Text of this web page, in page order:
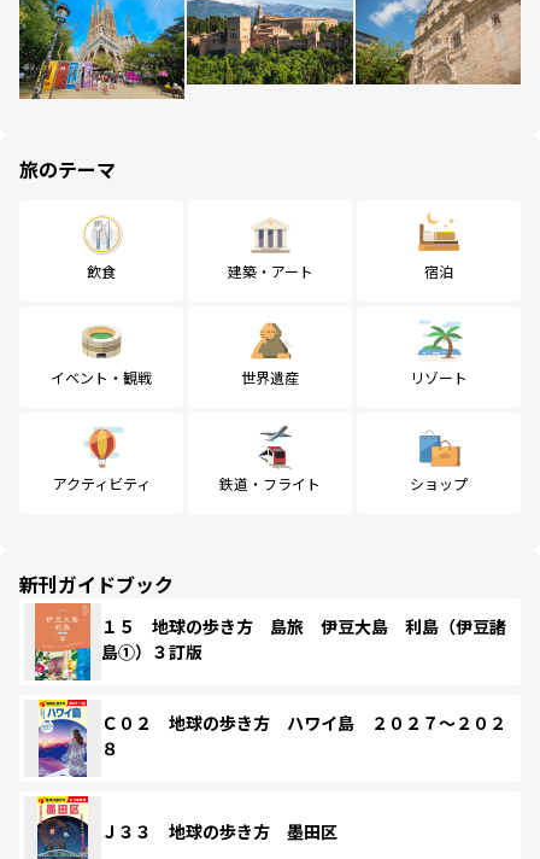
旅のテーマ
飲食 建築・アート 宿泊
イベント・観戦 世界遺産 リゾート
アクティビティ 鉄道・フライト ショップ
新刊ガイドブック
１５ 地球の歩き方 島旅 伊豆大島 利島（伊豆諸
島①）３訂版
Ｃ０２ 地球の歩き方 ハワイ島 ２０２７～２０２
８
Ｊ３３ 地球の歩き方 墨田区